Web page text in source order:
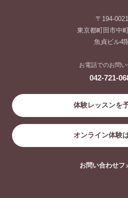
〒194-0021
東京都町田市中
魚貞ビル4
お電話でのお問
042-721-
体験レッスンを
オンライン体験
お問い合わせフ